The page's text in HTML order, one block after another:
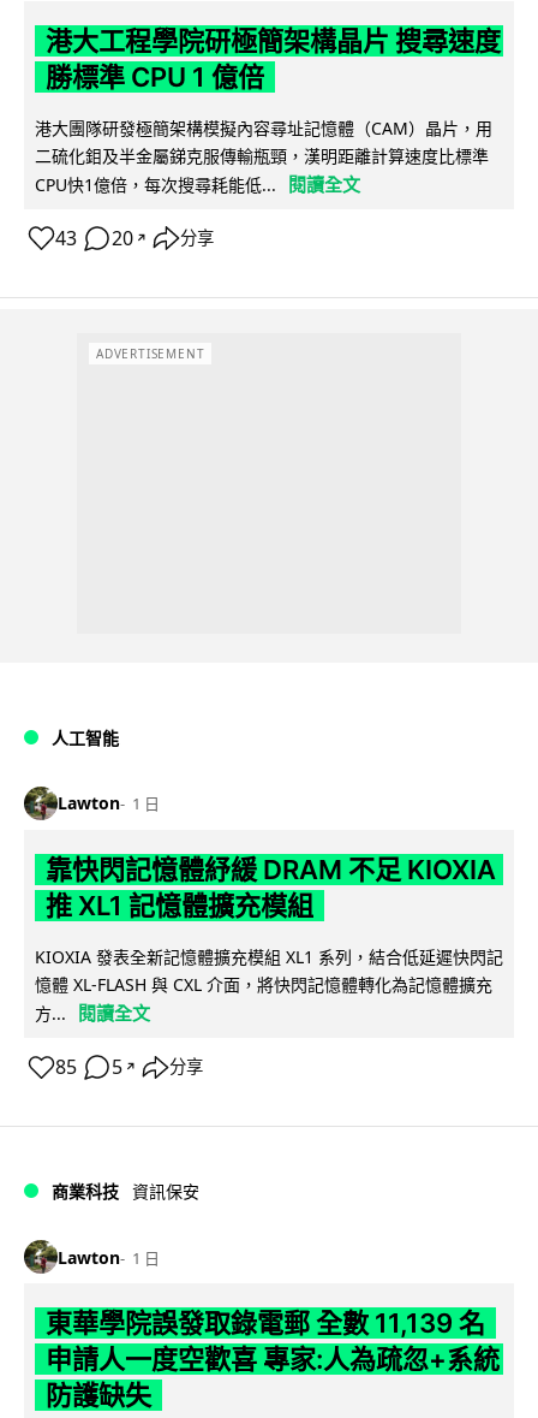
港大工程學院研極簡架構晶片 搜尋速度
勝標準 CPU 1 億倍
港大團隊研發極簡架構模擬內容尋址記憶體（CAM）晶片，用
二硫化鉬及半金屬銻克服傳輸瓶頸，漢明距離計算速度比標準
CPU快1億倍，每次搜尋耗能低...
閱讀全文
43 20 ↗ 分享
ADVERTISEMENT
人工智能
Lawton 1 日
靠快閃記憶體紓緩 DRAM 不足 KIOXIA
推 XL1 記憶體擴充模組
KIOXIA 發表全新記憶體擴充模組 XL1 系列，結合低延遲快閃記
憶體 XL-FLASH 與 CXL 介面，將快閃記憶體轉化為記憶體擴充
方...
閱讀全文
85 5 ↗ 分享
商業科技 資訊保安
Lawton 1 日
東華學院誤發取錄電郵 全數 11,139 名
申請人一度空歡喜 專家:人為疏忽+系統
防護缺失